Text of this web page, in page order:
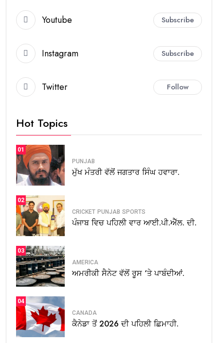
Youtube Subscribe
Instagram Subscribe
Twitter Follow
Hot Topics
01
PUNJAB
ਮੁੱਖ ਮੰਤਰੀ ਵੱਲੋਂ ਜਗਤਾਰ ਸਿੰਘ ਹਵਾਰਾ.
02
CRICKET PUNJAB SPORTS
ਪੰਜਾਬ ਵਿਚ ਪਹਿਲੀ ਵਾਰ ਆਈ.ਪੀ.ਐੱਲ. ਦੀ.
03
AMERICA
ਅਮਰੀਕੀ ਸੈਨੇਟ ਵੱਲੋਂ ਰੂਸ ‘ਤੇ ਪਾਬੰਦੀਆਂ.
04
CANADA
ਕੈਨੇਡਾ ਤੋਂ 2026 ਦੀ ਪਹਿਲੀ ਛਿਮਾਹੀ.